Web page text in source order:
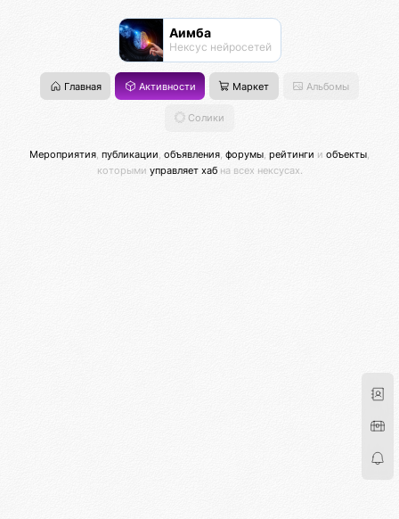
Аимба
Нексус нейросетей
Главная Активности Маркет Альбомы
Солики
Мероприятия публикации объявления форумы рейтинги и объекты
которыми управляет хабна всех нексусах.